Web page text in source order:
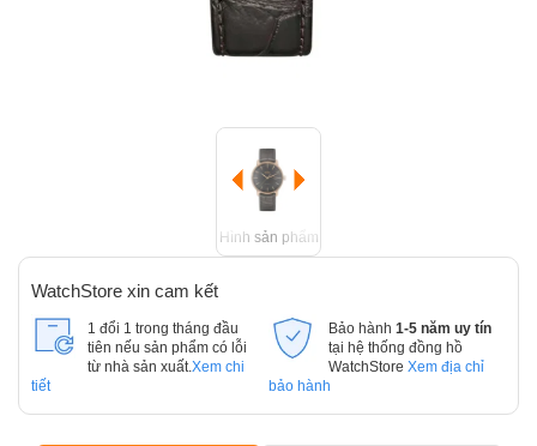
Hình sản phẩm
WatchStore xin cam kết
1 đổi 1 trong tháng đầu
tiên nếu sản phẩm có lỗi
từ nhà sản xuất. Xem chi
tiết
Bảo hành 1-5 năm uy tín
tại hệ thống đồng hồ
WatchStore Xem địa chỉ
bảo hành